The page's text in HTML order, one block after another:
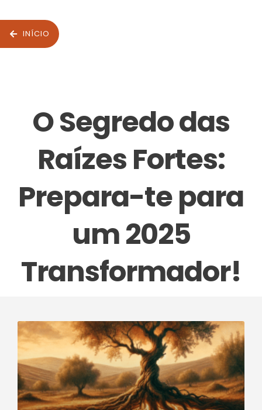
INÍCIO
O Segredo das
Raízes Fortes:
Prepara-te para
um 2025
Transformador!